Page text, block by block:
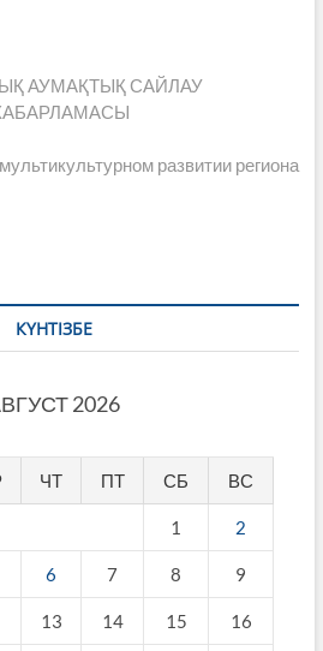
АУМАҚТЫҚ САЙЛАУ
развитии региона
КҮНТІЗБЕ
2026
ЧТ ПТ СБ ВС
1 2
6 7 8 9
13 14 15 16